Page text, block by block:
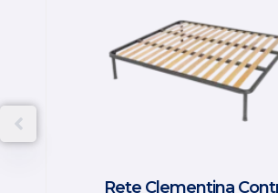
Rete Clementina